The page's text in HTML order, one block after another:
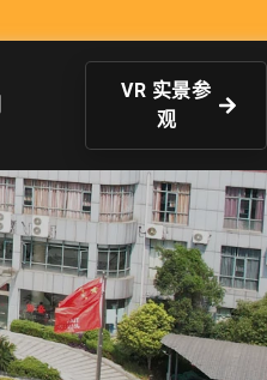
VR 实景参
观